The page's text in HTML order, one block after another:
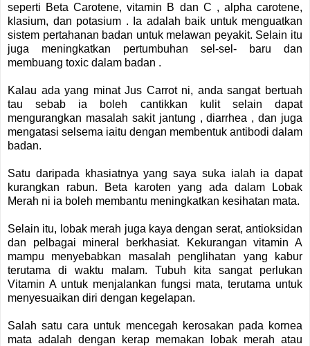
seperti Beta Carotene, vitamin B dan C , alpha carotene,
klasium, dan potasium . Ia adalah baik untuk menguatkan
sistem pertahanan badan untuk melawan peyakit. Selain itu
juga meningkatkan pertumbuhan sel-sel- baru dan
membuang toxic dalam badan .
Kalau ada yang minat Jus Carrot ni, anda sangat bertuah
tau sebab ia boleh cantikkan kulit selain dapat
mengurangkan masalah sakit jantung , diarrhea , dan juga
mengatasi selsema iaitu dengan membentuk antibodi dalam
badan.
Satu daripada khasiatnya yang saya suka ialah ia dapat
kurangkan rabun. Beta karoten yang ada dalam Lobak
Merah ni ia boleh membantu meningkatkan kesihatan mata.
Selain itu, lobak merah juga kaya dengan serat, antioksidan
dan pelbagai mineral berkhasiat. Kekurangan vitamin A
mampu menyebabkan masalah penglihatan yang kabur
terutama di waktu malam. Tubuh kita sangat perlukan
Vitamin A untuk menjalankan fungsi mata, terutama untuk
menyesuaikan diri dengan kegelapan.
Salah satu cara untuk mencegah kerosakan pada kornea
mata adalah dengan kerap memakan lobak merah atau